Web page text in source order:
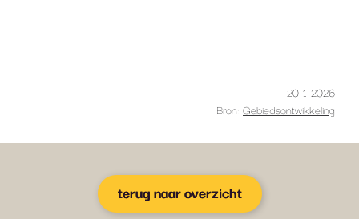
20-1-2026
Bron: Gebiedsontwikkeling
terug naar overzicht